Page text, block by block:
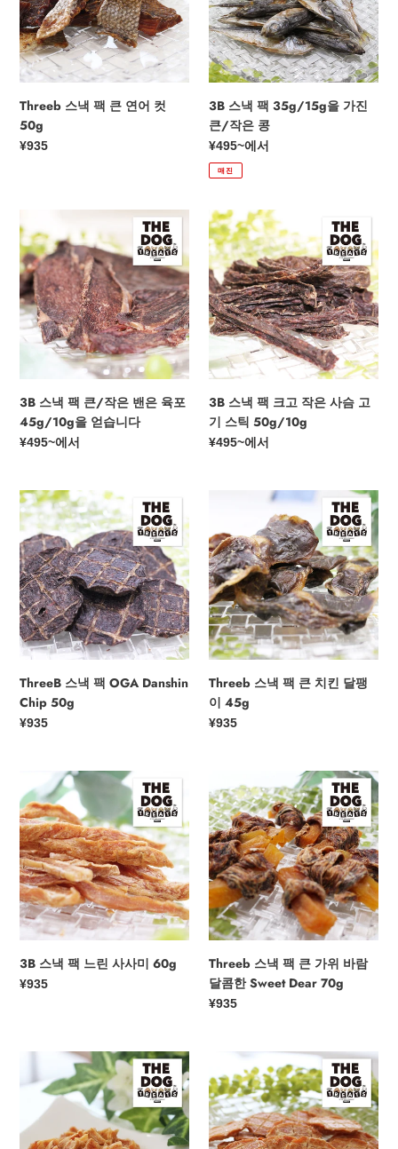
연
어
컷
50g
Threeb 스낵 팩 큰 연어 컷
50g
정
¥935
을
가
진
큰/
은
콩
3B 스낵 팩 35g/15g을 가진
큰/작은 콩
정
가
¥495~에서
매진
스
낵
팩
큰/
작
은
45g/10g
습
니
다
3B 스낵 팩 큰/작은 밴은 육포
45g/10g을 얻습니다
정
¥495~에서
3B
스
낵
팩
크
고
작
은
사
고
기
3B 스낵 팩 크고 작은 사슴 고
기 스틱 50g/10g
정
¥495~에서
ThreeB
스
낵
팩
OGA
Danshin
Chip
50g
ThreeB 스낵 팩 OGA Danshin
Chip 50g
정
¥935
낵
팩
큰
치
킨
달
팽
이
45g
Threeb 스낵 팩 큰 치킨 달팽
이 45g
정
¥935
스
낵
팩
느
린
사
사
3B 스낵 팩 느린 사사미 60g
정
¥935
스
낵
팩
큰
가
위
바
람
달
콤
한
Threeb 스낵 팩 큰 가위 바람
달콤한 Sweet Dear 70g
정
¥935
대
스
낵
팩
대